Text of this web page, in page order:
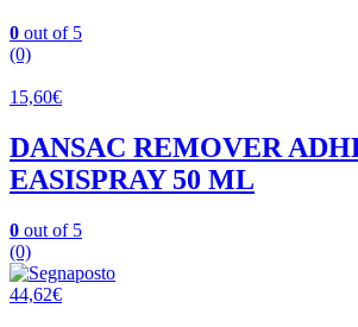
0 out of 5
(0)
15,60€
DANSAC REMOVER
EASISPRAY 50 ML
0 out of 5
(0)
44,62€